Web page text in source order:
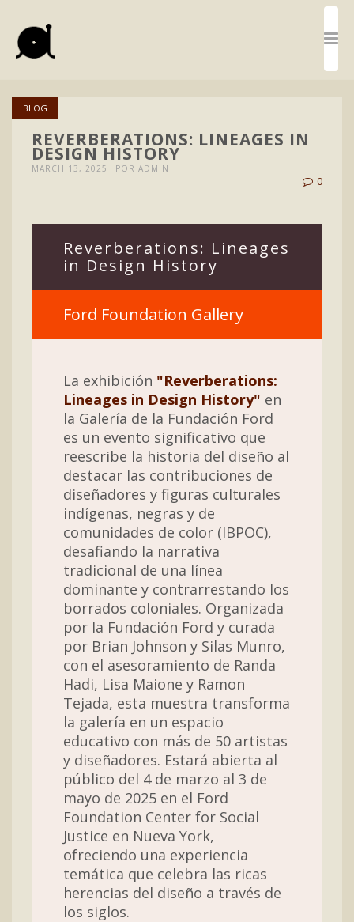
BLOG
REVERBERATIONS: LINEAGES IN
DESIGN HISTORY
MARCH 13, 2025 POR ADMIN
0
Reverberations: Lineages
in Design History
Ford Foundation Gallery
La exhibición "Reverberations:
Lineages in Design History" en
la Galería de la Fundación Ford
es un evento significativo que
reescribe la historia del diseño al
destacar las contribuciones de
diseñadores y figuras culturales
indígenas, negras y de
comunidades de color (IBPOC),
desafiando la narrativa
tradicional de una línea
dominante y contrarrestando los
borrados coloniales. Organizada
por la Fundación Ford y curada
por Brian Johnson y Silas Munro,
con el asesoramiento de Randa
Hadi, Lisa Maione y Ramon
Tejada, esta muestra transforma
la galería en un espacio
educativo con más de 50 artistas
y diseñadores. Estará abierta al
público del 4 de marzo al 3 de
mayo de 2025 en el Ford
Foundation Center for Social
Justice en Nueva York,
ofreciendo una experiencia
temática que celebra las ricas
herencias del diseño a través de
los siglos.